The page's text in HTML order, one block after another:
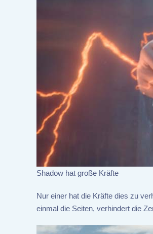
Shadow hat große Kräfte
Nur einer hat die Kräfte dies zu
einmal die Seiten, verhindert die